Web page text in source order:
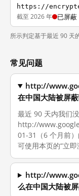
https://
截至 2026 年 已屏蔽
所示判定基于最近 90 天
常见问题
http://
在中国大陆被屏
最近 90 天内我们
http://
01-31（6 个月前）
可使用本页的“立即
http://
么在中国大陆被